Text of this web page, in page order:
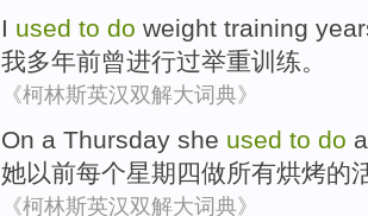
I used to do weight training
我多年前曾进行过举重训练。
《柯林斯英汉双解大词典》
On a Thursday she used to do
她以前每个星期四做所有烘烤的
《柯林斯英汉双解大词典》